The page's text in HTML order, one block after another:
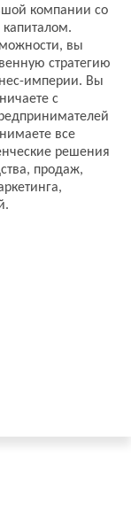
компании со
вы
стратегию
империи. Вы
с
все
решения
продаж,